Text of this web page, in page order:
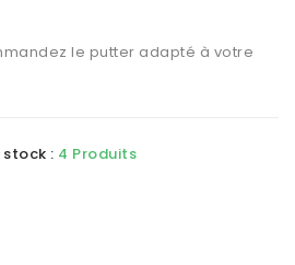
le putter adapté à votre
: 4 Produits